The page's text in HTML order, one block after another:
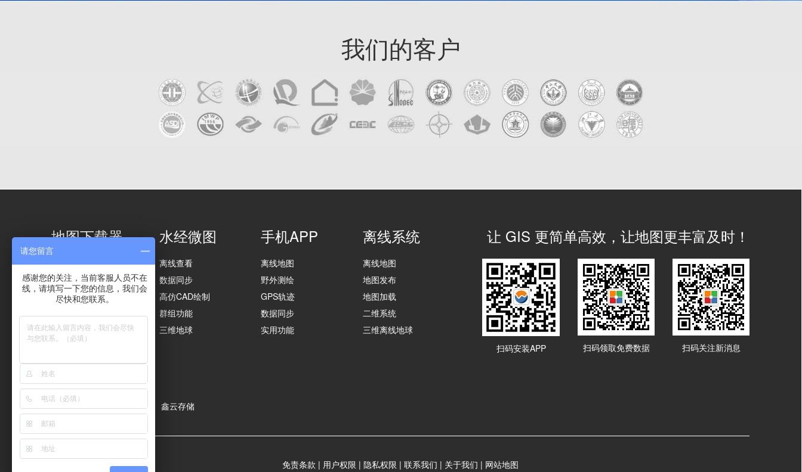
我们的客户
地图下载器
影像下载
矢量下载
高程下载
矢量导入
影像导出
水经微图
离线查看
数据同步
高仿CAD绘制
群组功能
三维地球
手机APP
离线地图
野外测绘
GPS轨迹
数据同步
实用功能
离线系统
离线地图
地图发布
地图加载
二维系统
三维离线地球
让 GIS 更简单高效，让地图更丰富及时！
扫码关注新消息
扫码领取免费数据
扫码安装APP
合作伙伴
吉林一号网 | 天仪研究院 鑫云存储
免责条款 | 用户权限 | 隐私权限 | 联系我们 | 关于我们 | 网站地图
请您留言
感谢您的关注，当前客服人员不在
线，请填写一下您的信息，我们会
尽快和您联系。